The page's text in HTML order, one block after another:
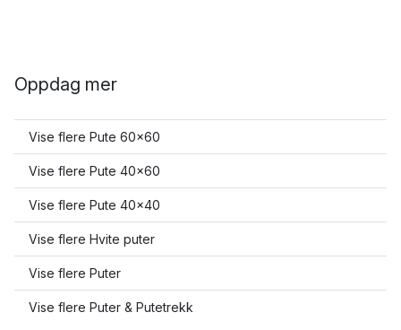
Oppdag mer
Vise flere Pute 60x60
Vise flere Pute 40x60
Vise flere Pute 40x40
Vise flere Hvite puter
Vise flere Puter
Vise flere Puter & Putetrekk